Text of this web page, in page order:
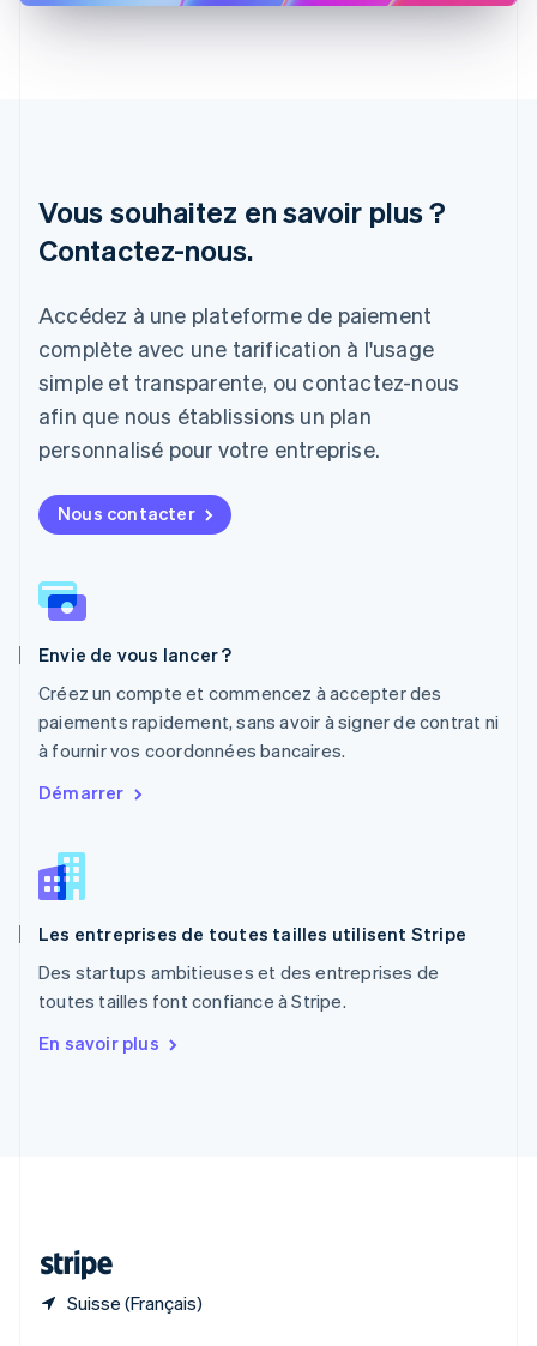
Vous souhaitez en savoir plus ?
Contactez-nous.
Accédez à une plateforme de paiement
complète avec une tarification à l'usage
simple et transparente, ou contactez-nous
afin que nous établissions un plan
personnalisé pour votre entreprise.
Nous contacter
Envie de vous lancer ?
Créez un compte et commencez à accepter des
paiements rapidement, sans avoir à signer de contrat ni
à fournir vos coordonnées bancaires.
Démarrer
Les entreprises de toutes tailles utilisent Stripe
Des startups ambitieuses et des entreprises de
toutes tailles font confiance à Stripe.
En savoir plus
Suisse (Français)
Lettonie
English
Liechtenstein
English
Luxembourg
Français Deutsch
Malaisie
English 简体中文
Malte
Mexique
EspañolEnglish
Norvège
Nouvelle-Zélande
English
NederlandsEnglish
Portugal
Português English
R.A.S. de Hong Kong, Chine
English
Roumanie
Royaume-Uni
Singapour
English简体中文
English